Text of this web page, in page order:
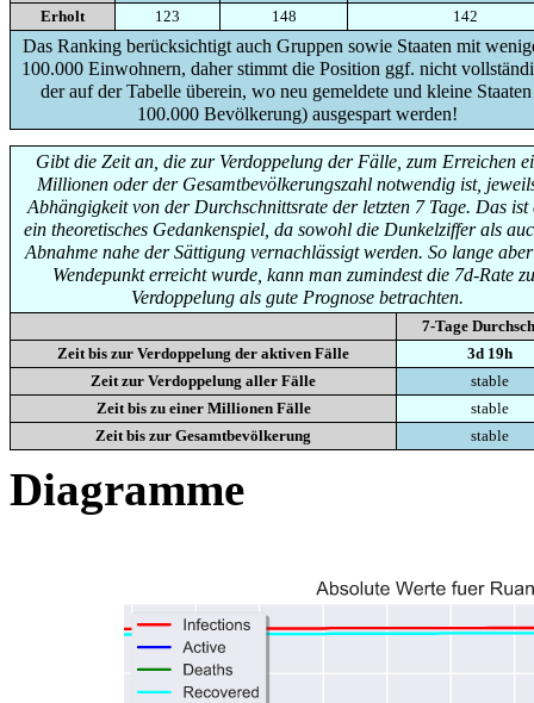
Erholt
123 148 142
Das Ranking berücksichtigt auch Gruppen sowie Staaten mit
100.000 Einwohnern, daher stimmt die Position ggf. nicht
der auf der Tabelle überein, wo neu gemeldete und kleine
100.000 Bevölkerung) ausgespart werden!
Gibt die Zeit an, die zur Verdoppelung der Fälle, zum Erreichen
Millionen oder der Gesamtbevölkerungszahl notwendig ist,
Abhängigkeit von der Durchschnittsrate der letzten 7 Tage. Das ist
ein theoretisches Gedankenspiel, da sowohl die Dunkelziffer als
Abnahme nahe der Sättigung vernachlässigt werden. So lange
Wendepunkt erreicht wurde, kann man zumindest die 7d-Rate
Verdoppelung als gute Prognose betrachten.
7-Tage
Zeit bis zur Verdoppelung der aktiven Fälle
3d 19h
Zeit zur Verdoppelung aller Fälle
stable
Zeit bis zu einer Millionen Fälle
stable
Zeit bis zur Gesamtbevölkerung
stable
Diagramme